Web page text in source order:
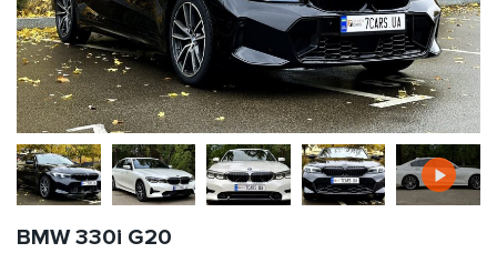
BMW 330i G20